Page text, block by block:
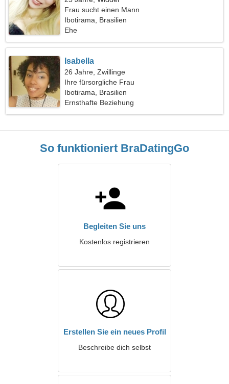
Frau sucht einen Mann
Ibotirama, Brasilien
Ehe
Isabella
26 Jahre, Zwillinge
Ihre fürsorgliche Frau
Ibotirama, Brasilien
Ernsthafte Beziehung
So funktioniert BraDatingGo
Begleiten Sie uns
Kostenlos registrieren
Erstellen Sie ein neues Profil
Beschreibe dich selbst